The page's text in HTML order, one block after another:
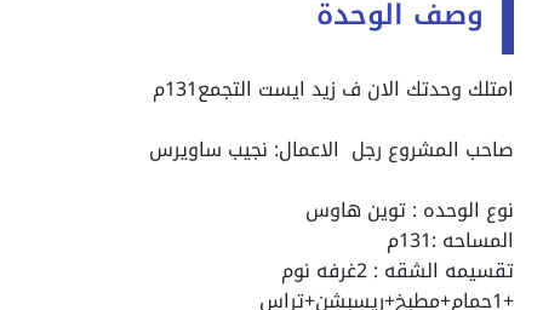
وصف الوحدة
امتلك وحدتك الان ف زيد ايست التجمع131م
صاحب المشروع رجل الاعمال: نجيب ساويرس
نوع الوحده : توين هاوس
المساحه :131م
تقسيمه الشقه : 2غرفه نوم
+1حمام+مطبخ+ريسبشن+تراس